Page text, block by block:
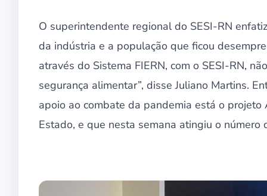
O superintendente regional do SESI-RN
da indústria e a população que ficou
através do Sistema FIERN, com o SESI-RN,
segurança alimentar”, disse Juliano Martins.
apoio ao combate da pandemia está o projeto
Estado, e que nesta semana atingiu o número